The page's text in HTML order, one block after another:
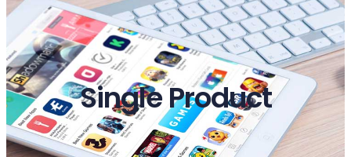
Single Product